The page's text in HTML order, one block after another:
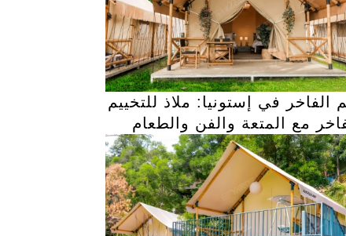
الفاخر في إستونيا: ملاذ للتخييم
مع المتعة والفن والطعام